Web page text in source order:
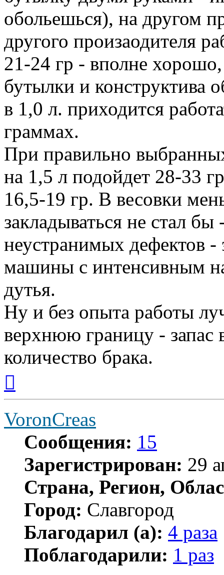
обольешься), на другом
другого произаодителя
21-24 гр - вполне хорошо,
бутылки и конструктива
в 1,0 л. приходится
граммах.
При правильно
на 1,5 л подойдет 28-33
16,5-19 гр. В весовки
закладываться не стал бы
неустранимых дефектов -
машины с интенсивным
дутья.
Ну и без опыта работы
верхнюю границу - запас
количество брака.
началу
VoronCreas
Сообщения: 15
Зарегистрирован: 29
Страна, Регион,
Город: Славгород
Благодарил (а): 4 раза
Поблагодарили: 1 раз